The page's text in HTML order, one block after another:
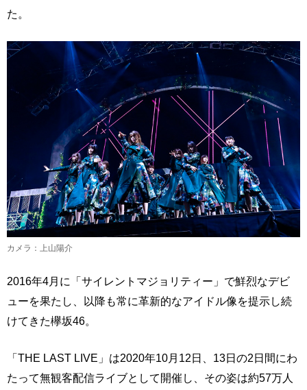
た。
カメラ：上山陽介
2016年4月に「サイレントマジョリティー」で鮮烈なデビ
ューを果たし、以降も常に革新的なアイドル像を提示し続
けてきた欅坂46。
「THE LAST LIVE」は2020年10月12日、13日の2日間にわ
たって無観客配信ライブとして開催し、その姿は約57万人